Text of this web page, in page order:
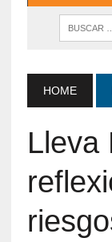
HOME
Lleva